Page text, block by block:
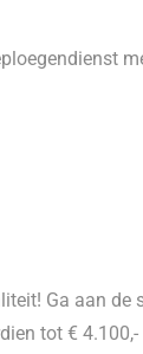
Ga aan de
tot €